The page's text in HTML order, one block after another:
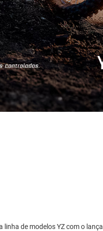
de modelos YZ com o